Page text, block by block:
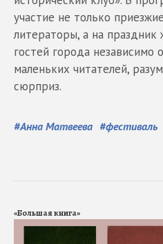
участие не только
литераторы, а на
гостей города независимо
маленьких читателей,
сюрприз.
#Анна Матвеева #фестиваль
«Большая книга»